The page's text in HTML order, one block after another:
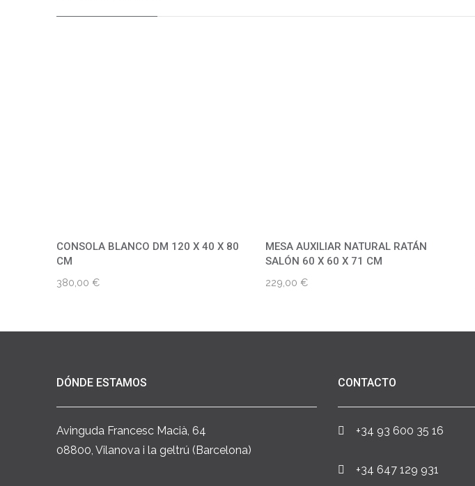
CONSOLA BLANCO DM 120 X 40 X 80
CM
380,00 €
MESA AUXILIAR NATURAL RATÁN
SALÓN 60 X 60 X 71 CM
229,00€
DÓNDE ESTAMOS
Avinguda Francesc Macià, 64
08800, Vilanova i la geltrú (Barcelona)
CONTACTO
+34 93 600 35 16
+34 647 129 931